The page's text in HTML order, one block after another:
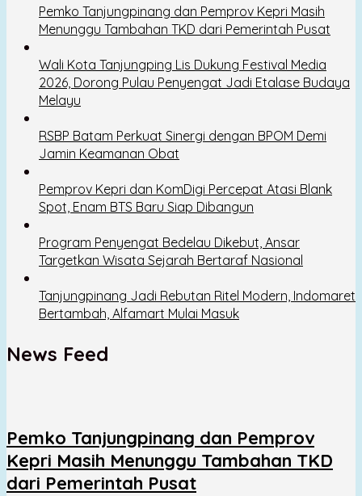
Pemko Tanjungpinang dan Pemprov Kepri Masih
Menunggu Tambahan TKD dari Pemerintah Pusat
Wali Kota Tanjungping Lis Dukung Festival Media
2026, Dorong Pulau Penyengat Jadi Etalase Budaya
Melayu
RSBP Batam Perkuat Sinergi dengan BPOM Demi
Jamin Keamanan Obat
Pemprov Kepri dan KomDigi Percepat Atasi Blank
Spot, Enam BTS Baru Siap Dibangun
Program Penyengat Bedelau Dikebut, Ansar
Targetkan Wisata Sejarah Bertaraf Nasional
Tanjungpinang Jadi Rebutan Ritel Modern, Indomaret
Bertambah, Alfamart Mulai Masuk
News Feed
Pemko Tanjungpinang dan Pemprov
Kepri Masih Menunggu Tambahan TKD
dari Pemerintah Pusat